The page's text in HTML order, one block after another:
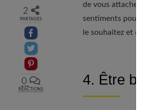
2
PARTAGES
Partager sur facebook
Partager sur Twitter
Epingler sur Pinterest
0
RÉACTIONS
de vous attacher.
sentiments pour
le souhaitez et
4. Être